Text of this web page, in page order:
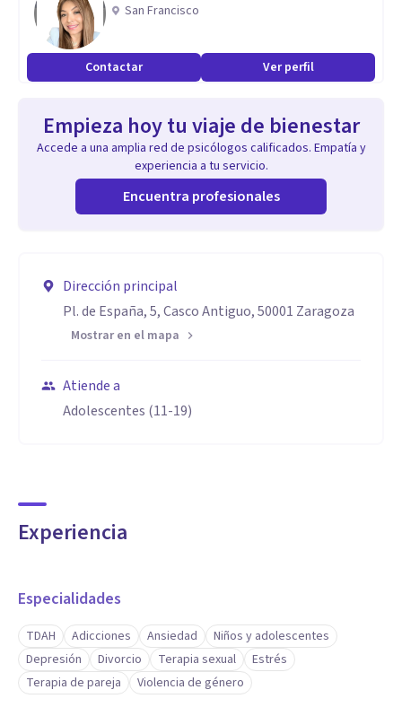
San Francisco
Contactar Ver perfil
Empieza hoy tu viaje de bienestar
Accede a una amplia red de psicólogos calificados. Empatía y
experiencia a tu servicio.
Encuentra profesionales
Dirección principal
Pl. de España, 5, Casco Antiguo, 50001 Zaragoza
Mostrar en el mapa
Atiende a
Adolescentes (11-19)
Experiencia
Especialidades
TDAH Adicciones Ansiedad
Niños y adolescentes
Depresión
Divorcio Terapia sexual
Estrés
Terapia de pareja
Violencia de género